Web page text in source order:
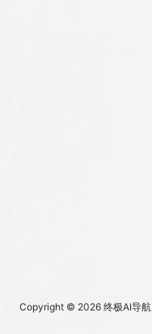
Copyright © 2026 终极AI导航